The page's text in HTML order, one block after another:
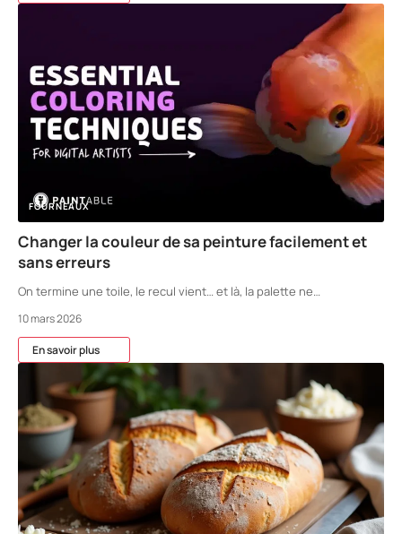
FOURNEAUX
Changer la couleur de sa peinture facilement et
sans erreurs
On termine une toile, le recul vient… et là, la palette ne…
10 mars 2026
En savoir plus